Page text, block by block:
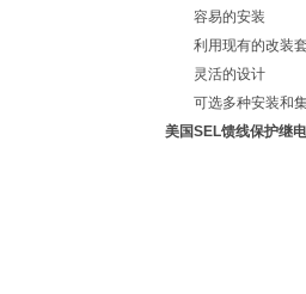
容易的安装
利用现有的改装套
灵活的设计
可选多种安装和集
美国SEL馈线保护继